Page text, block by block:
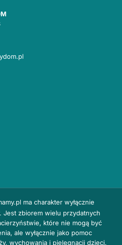
ma charakter wyłącznie
Jest zbiorem wielu przydatnych
które nie mogą być
ale wyłącznie jako pomoc
wychowania i pielęgnacji dzieci.